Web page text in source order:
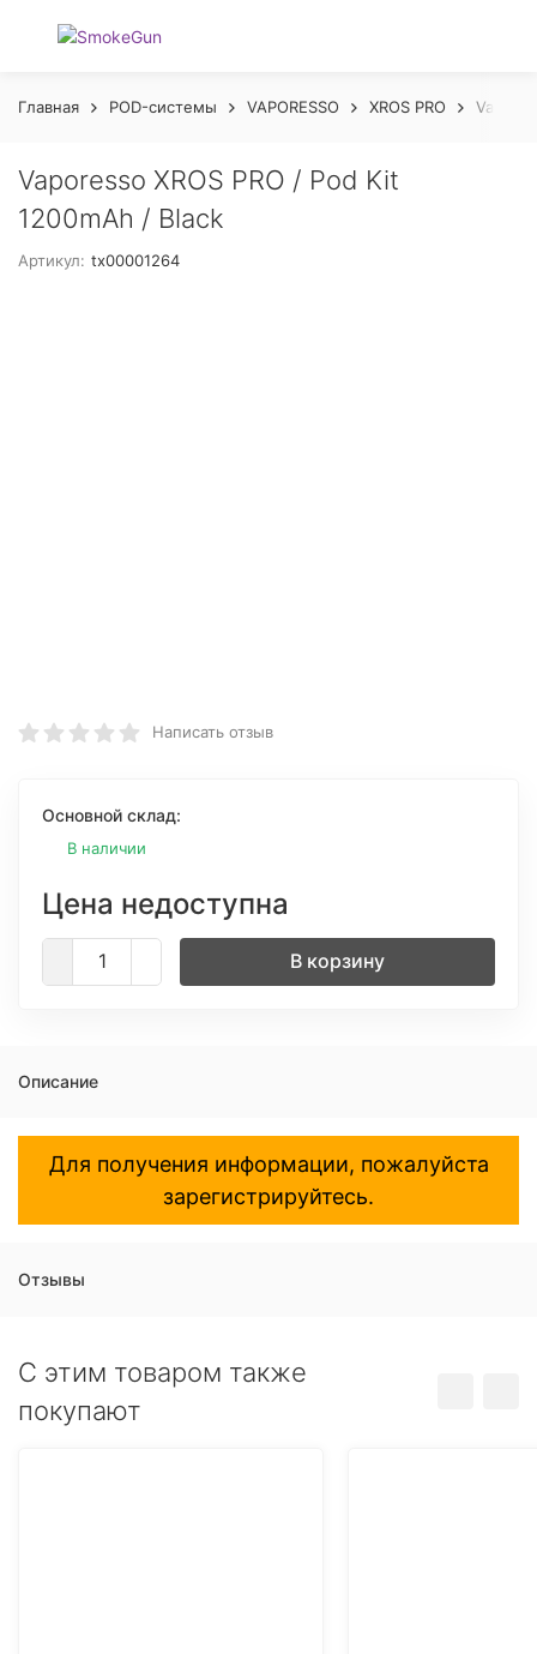
Главная POD-системы VAPORESSO XROS PRO
Vaporesso XROS PRO / Pod Kit
1200mAh / Black
Артикул: tx00001264
Написать отзыв
Основной склад:
В наличии
Цена недоступна
В корзину
Описание
Для получения информации, пожалуйста
зарегистрируйтесь.
Отзывы
C этим товаром также
покупают